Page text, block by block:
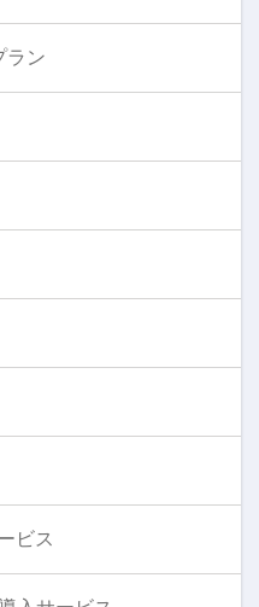
ラン
ビス